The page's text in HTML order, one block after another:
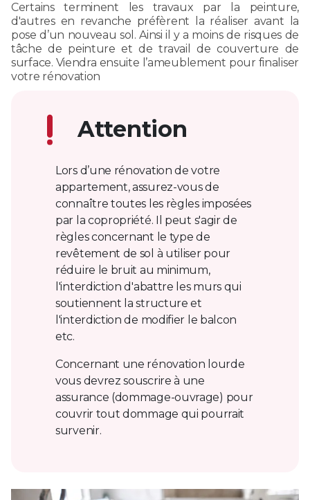
Certains terminent les travaux par la peinture,
d'autres en revanche préfèrent la réaliser avant la
pose d’un nouveau sol. Ainsi il y a moins de risques de
tâche de peinture et de travail de couverture de
surface. Viendra ensuite l’ameublement pour finaliser
votre rénovation
Attention
Lors d’une rénovation de votre
appartement, assurez-vous de
connaître toutes les règles imposées
par la copropriété. Il peut s'agir de
règles concernant le type de
revêtement de sol à utiliser pour
réduire le bruit au minimum,
l'interdiction d'abattre les murs qui
soutiennent la structure et
l'interdiction de modifier le balcon
etc.
Concernant une rénovation lourde
vous devrez souscrire à une
assurance (dommage-ouvrage) pour
couvrir tout dommage qui pourrait
survenir.